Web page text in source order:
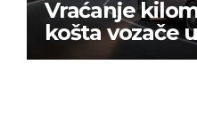
Vraćanje
košta vozače